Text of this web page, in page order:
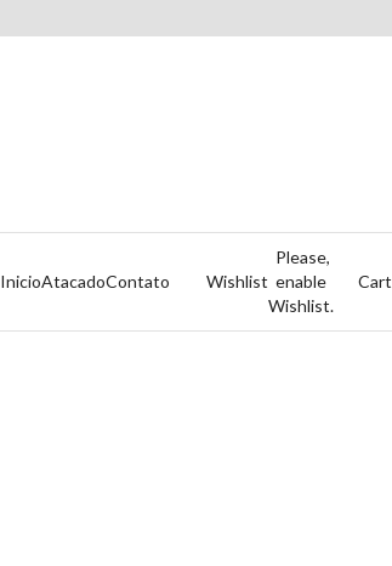
InicioAtacadoContato Wishlist
Please,
enable
Wishlist.
Cart